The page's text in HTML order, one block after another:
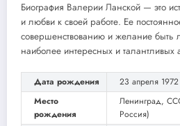
Биография Валерии Ланской — это
и любви к своей работе. Ее
совершенствованию и желание
наиболее интересных и талантливых
Дата рождения
23 апреля 1972
Место
рождения
Ленинград,
Россия)